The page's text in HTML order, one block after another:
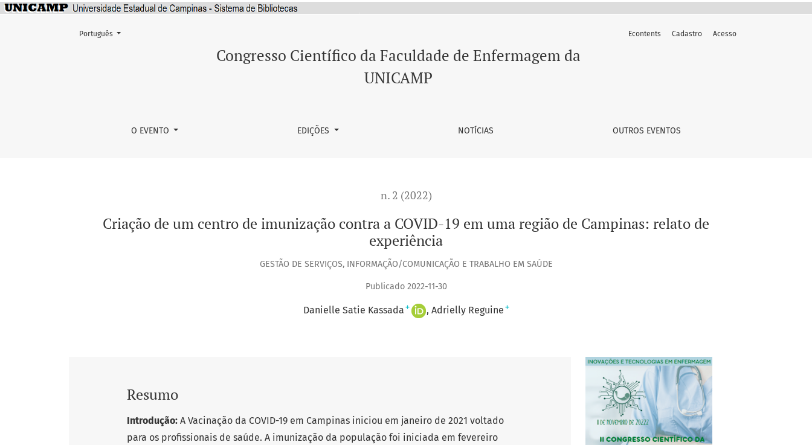
Criação de um centro de imunização contra a COVID-19 em uma região de Campinas: relato de experiência
Congresso Científico da Faculdade de Enfermagem da
UNICAMP
O EVENTO EDIÇÕES NOTÍCIAS OUTROS EVENTOS
Econtents Cadastro Acesso
Mudar o idioma. O atual é:
Português
n. 2 (2022)
Criação de um centro de imunização contra a COVID-19 em uma região de Campinas: relato de
experiência
GESTÃO DE SERVIÇOS, INFORMAÇÃO/COMUNICAÇÃO E TRABALHO EM SAÚDE
Publicado 2022-11-30
Danielle Satie Kassada + Adrielly Reguine +
Resumo
Introdução: A Vacinação da COVID-19 em Campinas iniciou em janeiro de 2021 voltado
para os profissionais de saúde. A imunização da população foi iniciada em fevereiro